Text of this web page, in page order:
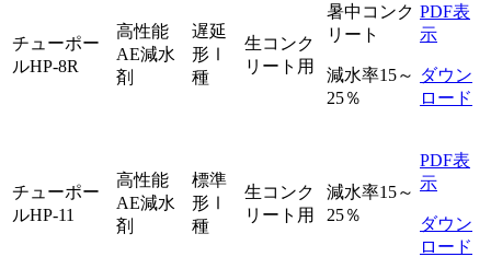
チューポー
ルHP-8R
高性能
AE減水
剤
遅延
形Ⅰ
種
生コンク
リート用
暑中コンク
リート
減水率15～
25％
PDF表
示
ダウン
ロード
チューポー
ルHP-11
高性能
AE減水
剤
標準
形Ⅰ
種
生コンク
リート用
減水率15～
25％
PDF表
示
ダウン
ロード